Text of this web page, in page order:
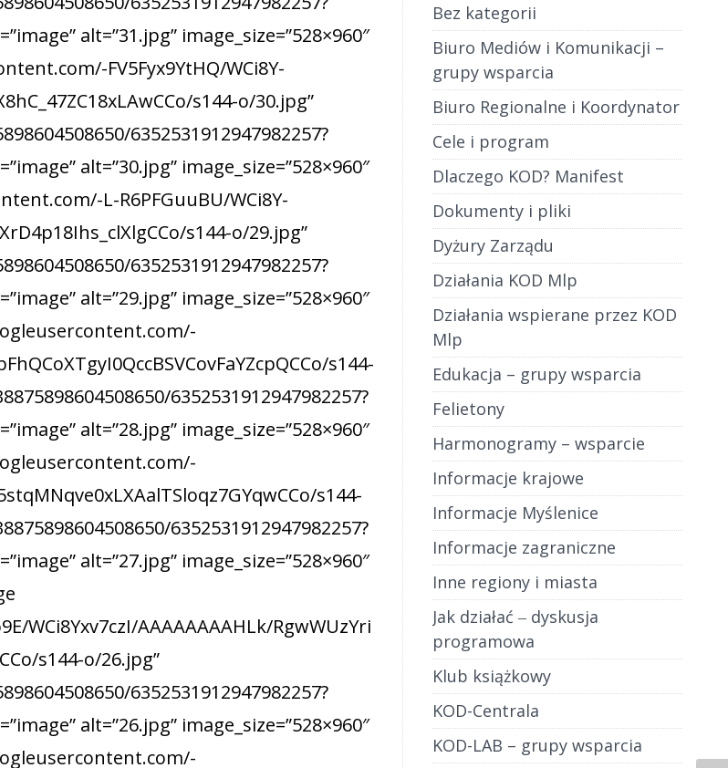
Bez kategorii
Biuro Mediów i Komunikacji –
grupy wsparcia
Biuro Regionalne i Koordynator
Cele i program
Dlaczego KOD? Manifest
Dokumenty i pliki
Dyżury Zarządu
Działania KOD Mlp
Działania wspierane przez KOD
Mlp
Edukacja – grupy wsparcia
Felietony
Harmonogramy – wsparcie
Informacje krajowe
Informacje Myślenice
Informacje zagraniczne
Inne regiony i miasta
Jak działać ‒ dyskusja
programowa
Klub książkowy
KOD-Centrala
KOD-LAB – grupy wsparcia